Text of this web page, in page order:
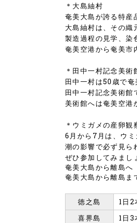
＊大島紬村
奄美大島が誇る特産
大島紬村は、その織
製造過程の見学、染
奄美空港から奄美市
＊田中一村記念美術
田中一村は50歳で奄
田中一村記念美術館
美術館へは奄美空港
＊ウミガメの産卵観
6月から7月は、ウミ
潮の影響で必ず見ら
ぜひ参加してみまし
奄美大島から離島へ
奄美大島から離島ま
徳之島
1日
喜界島
1日